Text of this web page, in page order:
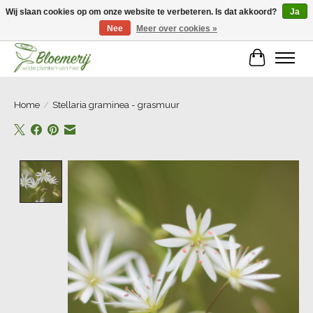
Home / Stellaria graminea - grasmuur
Product image slideshow Items
Wij slaan cookies op om onze website te verbeteren. Is dat akkoord?
Ja
Nee
Meer over cookies »